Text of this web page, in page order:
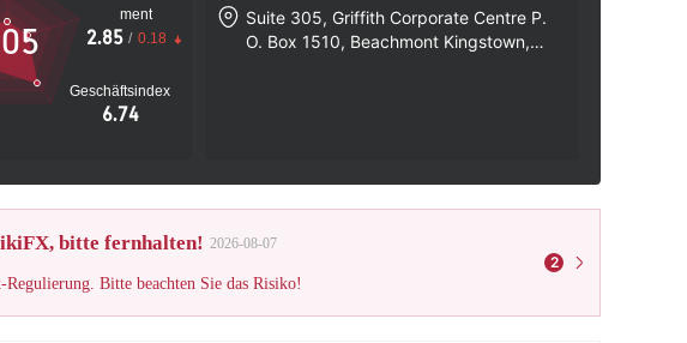
Geschäftsindex
6.74
ment
2.85 / 0.18
Suite 305, Griffith Corporate Centre P.
O. Box 1510, Beachmont Kingstown, S
bitte fernhalten! 2026-08-07
Bitte beachten Sie das Risiko!
2